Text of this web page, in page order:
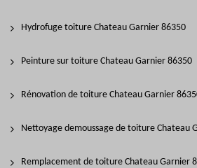
Hydrofuge toiture Chateau Garnier 86350
Peinture sur toiture Chateau Garnier 86350
Rénovation de toiture Chateau Garnier
Nettoyage demoussage de toiture Chateau
Remplacement de toiture Chateau Garnier